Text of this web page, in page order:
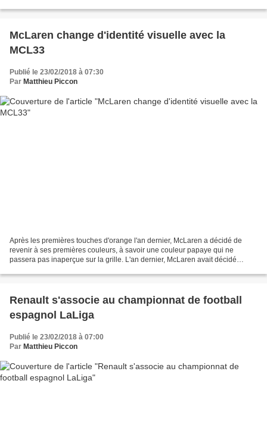
McLaren change d'identité visuelle avec la
MCL33
Publié le 23/02/2018 à 07:30
Par Matthieu Piccon
Après les premières touches d'orange l'an dernier, McLaren a décidé de
revenir à ses premières couleurs, à savoir une couleur papaye qui ne
passera pas inaperçue sur la grille. L'an dernier, McLaren avait décidé
Renault s'associe au championnat de football
espagnol LaLiga
Publié le 23/02/2018 à 07:00
Par Matthieu Piccon